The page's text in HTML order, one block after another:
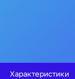
Характеристики